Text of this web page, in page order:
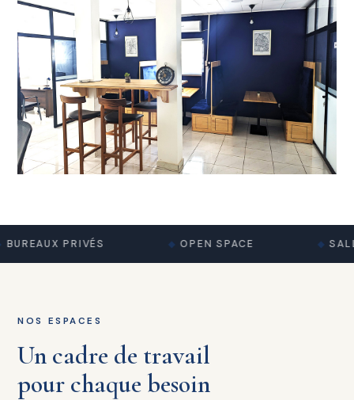
PRIVÉS OPEN SPACE
NOS ESPACES
Un cadre de travail
pour chaque besoin